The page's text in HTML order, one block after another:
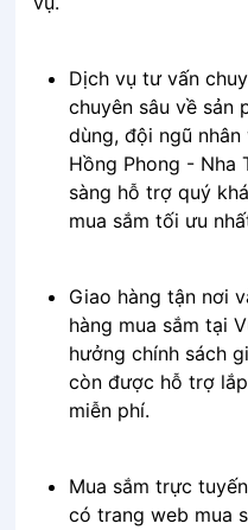
Dịch vụ tư vấn
chuyên sâu về sản
dùng, đội ngũ
Hồng Phong - Nha
sàng hỗ trợ quý
mua sắm tối ưu
Giao hàng tận nơi
hàng mua sắm tại
hưởng chính sách
còn được hỗ trợ
miễn phí.
Mua sắm trực
có trang web mua